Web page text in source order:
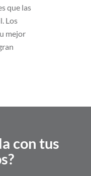
que las
Los
mejor
con tus